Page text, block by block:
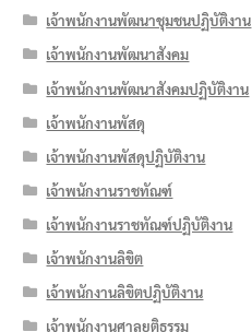
เจ้าพนักงานพัฒนาชุมชนปฏิบัติงาน
เจ้าพนักงานพัฒนาสังคม
เจ้าพนักงานพัฒนาสังคมปฏิบัติงาน
เจ้าพนักงานพัสดุ
เจ้าพนักงานพัสดุปฏิบัติงาน
เจ้าพนักงานราชทัณฑ์
เจ้าพนักงานราชทัณฑ์ปฏิบัติงาน
เจ้าพนักงานลิขิต
เจ้าพนักงานลิขิตปฏิบัติงาน
เจ้าพนักงานศาลยุติธรรม